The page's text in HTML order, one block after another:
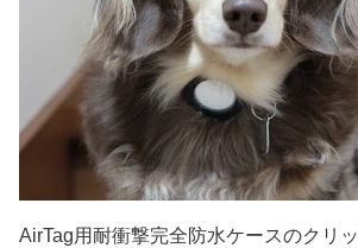
AirTag用耐衝撃完全防水ケースのクリ